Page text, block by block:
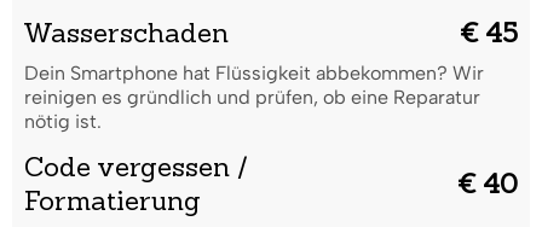
Wasserschaden € 45
Dein Smartphone hat Flüssigkeit abbekommen? Wir
reinigen es gründlich und prüfen, ob eine Reparatur
nötig ist.
Code vergessen /
Formatierung
€ 40